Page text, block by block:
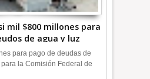
mil $800 millones para
de agua y luz
para pago de deudas de
la Comisión Federal de